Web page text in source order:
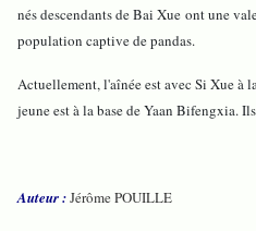
nés descendants de Bai Xue ont une
population captive de pandas.
Actuellement, l'aînée est avec Si Xue à
jeune est à la base de Yaan Bifengxia.
Auteur :Jérôme POUILLE